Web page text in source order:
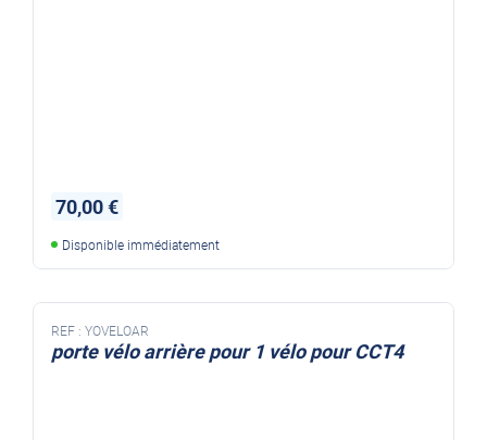
70,00 €
Disponible immédiatement
REF : YOVELOAR
porte vélo arrière pour 1 vélo pour CCT4